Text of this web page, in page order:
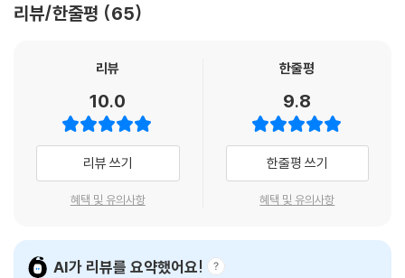
리뷰/한줄평 65
리뷰
10.0
리뷰 쓰기
혜택 및 유의사항
한줄평
9.8
한줄평 쓰기
혜택 및 유의사항
AI가 리뷰를 요약했어요!